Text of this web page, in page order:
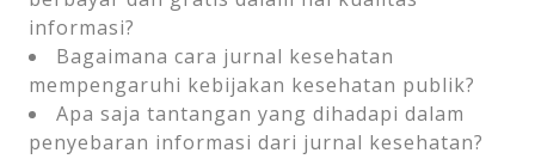
informasi?
Bagaimana cara jurnal kesehatan
mempengaruhi kebijakan kesehatan publik?
Apa saja tantangan yang dihadapi dalam
penyebaran informasi dari jurnal kesehatan?